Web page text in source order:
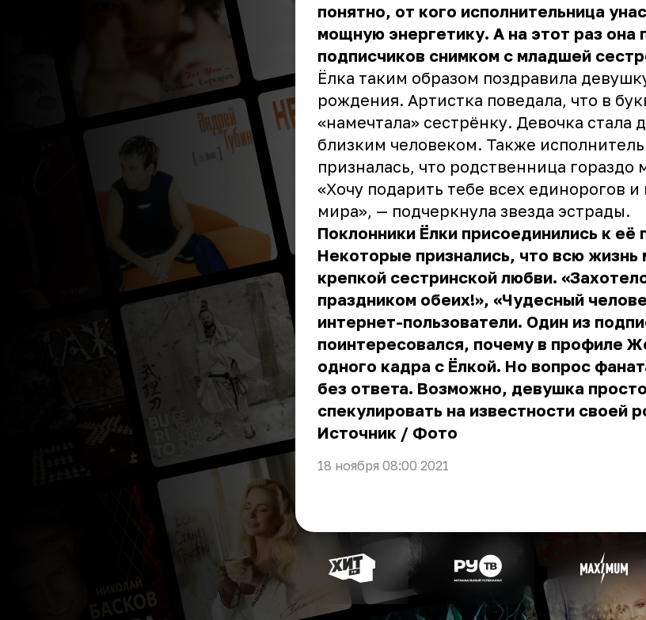
понятно, от кого исполнительница
мощную энергетику. А на этот раз она
подписчиков снимком с младшей
Ёлка таким образом поздравила
рождения. Артистка поведала, что в
«намечтала» сестрёнку. Девочка стала
близким человеком. Также
призналась, что родственница гораздо
«Хочу подарить тебе всех единорогов и
мира», — подчеркнула звезда эстрады.
Поклонники Ёлки присоединились к её
Некоторые признались, что всю жизнь
крепкой сестринской любви.
праздником обеих!», «Чудесный
интернет-пользователи. Один из
поинтересовался, почему в профиле
одного кадра с Ёлкой. Но вопрос
без ответа. Возможно, девушка
спекулировать на известности своей
Источник / Фото
18 ноября 08:00 2021